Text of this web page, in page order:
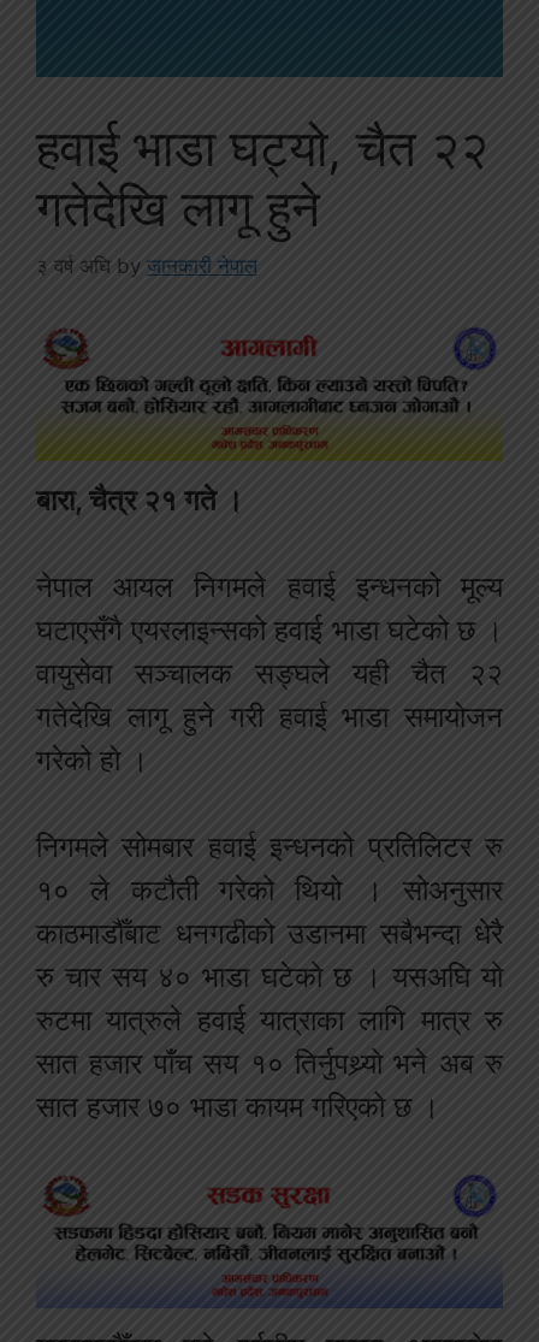
हवाई भाडा घट्यो, चैत २२
गतेदेखि लागू हुने
३ वर्ष अघि by जानकारी नेपाल
बारा, चैत्र २१ गते ।
नेपाल आयल निगमले हवाई इन्धनको मूल्य
घटाएसँगै एयरलाइन्सको हवाई भाडा घटेको छ ।
वायुसेवा सञ्चालक सङ्घले यही चैत २२
गतेदेखि लागू हुने गरी हवाई भाडा समायोजन
गरेको हो ।
निगमले सोमबार हवाई इन्धनको प्रतिलिटर रु
१० ले कटौती गरेको थियो । सोअनुसार
काठमाडौँबाट धनगढीको उडानमा सबैभन्दा धेरै
रु चार सय ४० भाडा घटेको छ । यसअघि यो
रुटमा यात्रुले हवाई यात्राका लागि मात्र रु
सात हजार पाँच सय १० तिर्नुपथ्र्यो भने अब रु
सात हजार ७० भाडा कायम गरिएको छ ।